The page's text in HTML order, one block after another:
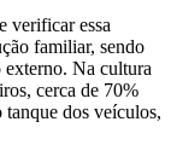
verificar essa
familiar, sendo
Na cultura
cerca de 70%
tanque dos veículos,